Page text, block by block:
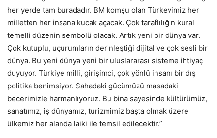
her yerde tam buradadır. BM komşu olan Türkevimiz her
milletten her insana kucak açacak. Çok taraflılığın kural
temelli düzenin sembolü olacak. Artık yeni bir dünya var.
Çok kutuplu, uçurumların derinleştiği dijital ve çok sesli bir
dünya. Bu yeni dünya yeni bir uluslararası sisteme ihtiyaç
duyuyor. Türkiye milli, girişimci, çok yönlü insanı bir dış
politika benimsiyor. Sahadaki gücümüzü masadaki
becerimizle harmanlıyoruz. Bu bina sayesinde kültürümüz,
sanatımız, iş dünyamız, turizmimiz başta olmak üzere
ülkemiz her alanda laiki ile temsil edilecektir.”